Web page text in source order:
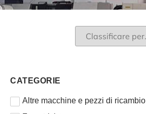
CATEGORIE
Altre macchine e pezzi di ricambio